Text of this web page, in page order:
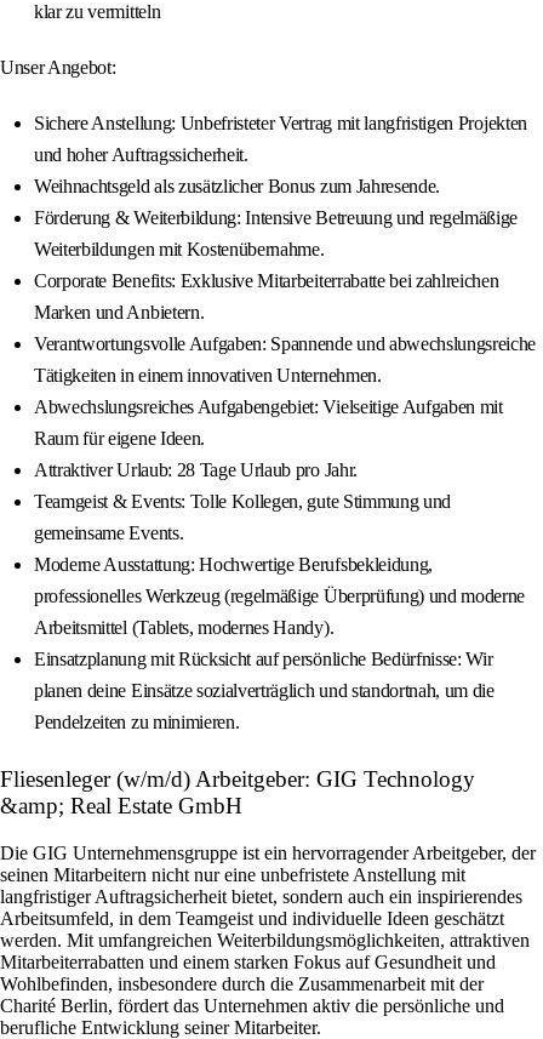
klar zu vermitteln
Unser Angebot:
Sichere Anstellung: Unbefristeter Vertrag mit langfristigen Projekten
und hoher Auftragssicherheit.
Weihnachtsgeld als zusätzlicher Bonus zum Jahresende.
Förderung & Weiterbildung: Intensive Betreuung und regelmäßige
Weiterbildungen mit Kostenübernahme.
Corporate Benefits: Exklusive Mitarbeiterrabatte bei zahlreichen
Marken und Anbietern.
Verantwortungsvolle Aufgaben: Spannende und abwechslungsreiche
Tätigkeiten in einem innovativen Unternehmen.
Abwechslungsreiches Aufgabengebiet: Vielseitige Aufgaben mit
Raum für eigene Ideen.
Attraktiver Urlaub: 28 Tage Urlaub pro Jahr.
Teamgeist & Events: Tolle Kollegen, gute Stimmung und
gemeinsame Events.
Moderne Ausstattung: Hochwertige Berufsbekleidung,
professionelles Werkzeug (regelmäßige Überprüfung) und moderne
Arbeitsmittel (Tablets, modernes Handy).
Einsatzplanung mit Rücksicht auf persönliche Bedürfnisse: Wir
planen deine Einsätze sozialverträglich und standortnah, um die
Pendelzeiten zu minimieren.
Fliesenleger (w/m/d) Arbeitgeber: GIG Technology
&amp; Real Estate GmbH
Die GIG Unternehmensgruppe ist ein hervorragender Arbeitgeber, der
seinen Mitarbeitern nicht nur eine unbefristete Anstellung mit
langfristiger Auftragsicherheit bietet, sondern auch ein inspirierendes
Arbeitsumfeld, in dem Teamgeist und individuelle Ideen geschätzt
werden. Mit umfangreichen Weiterbildungsmöglichkeiten, attraktiven
Mitarbeiterrabatten und einem starken Fokus auf Gesundheit und
Wohlbefinden, insbesondere durch die Zusammenarbeit mit der
Charité Berlin, fördert das Unternehmen aktiv die persönliche und
berufliche Entwicklung seiner Mitarbeiter.